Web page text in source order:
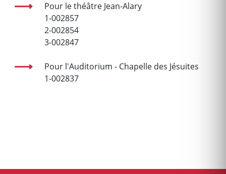
Pour le théâtre Jean-Alary
1-002857
2-002854
3-002847
Pour l'Auditorium - Chapelle des Jésuites
1-002837